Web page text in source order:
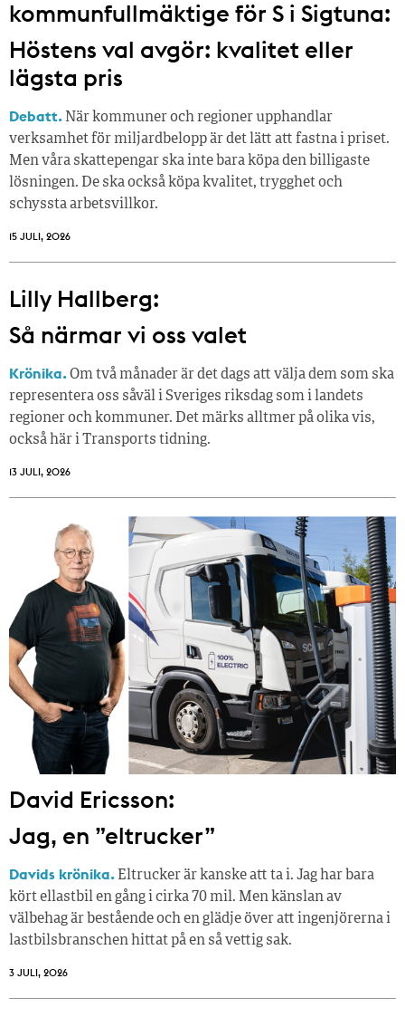
kommunfullmäktige för S i Sigtuna:
Höstens val avgör: kvalitet eller
lägsta pris
Debatt. När kommuner och regioner upphandlar
verksamhet för miljardbelopp är det lätt att fastna i priset.
Men våra skattepengar ska inte bara köpa den billigaste
lösningen. De ska också köpa kvalitet, trygghet och
schyssta arbetsvillkor.
15 JULI, 2026
Lilly Hallberg:
Så närmar vi oss valet
Krönika.Om två månader är det dags att välja dem som ska
representera oss såväl i Sveriges riksdag som i landets
regioner och kommuner. Det märks alltmer på olika vis,
också här i Transports tidning.
13 JULI, 2026
David Ericsson:
Jag, en ”eltrucker”
Davids krönika. Eltrucker är kanske att ta i. Jag har bara
kört ellastbil en gång i cirka 70 mil. Men känslan av
välbehag är bestående och en glädje över att ingenjörerna i
lastbilsbranschen hittat på en så vettig sak.
3 JULI, 2026